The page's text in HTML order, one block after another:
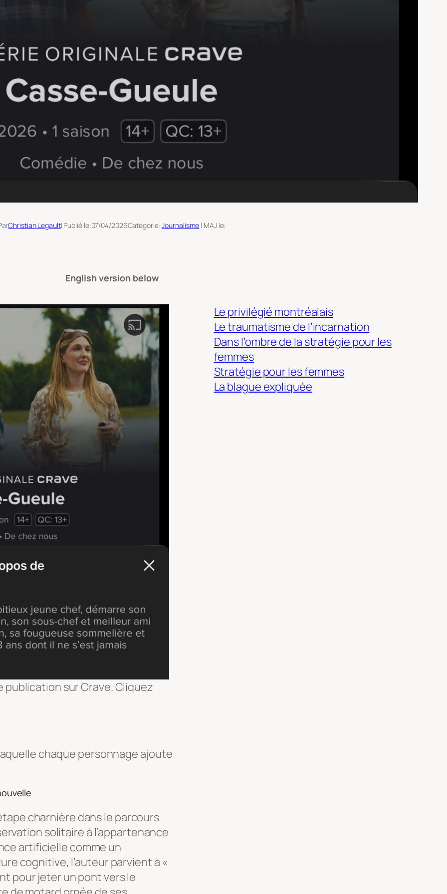
Christian Legault| Publié le:07/04/2026Catégorie:Journalisme | MAJ le:
English version below
publication sur Crave. Cliquez
chaque personnage ajoute
charnière dans le parcours
solitaire à l’appartenance
artificielle comme un
cognitive, l’auteur parvient à «
pour jeter un pont vers le
Le privilégié montréalais
Le traumatisme de l’incarnation
Dans l’ombre de la stratégie pour les
femmes
Stratégie pour les femmes
La blague expliquée